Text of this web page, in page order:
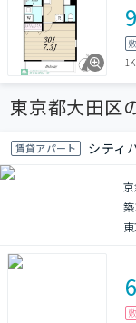
敷
1K
東京都大田区
賃貸アパート シティ
敷